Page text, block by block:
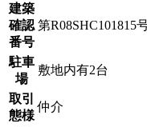
建築
確認
番号
第R08SHC101815
駐車
場
敷地内有2台
取引
態様
仲介